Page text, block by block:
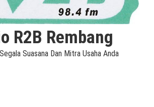
R2B Rembang
Suasana Dan Mitra Usaha Anda